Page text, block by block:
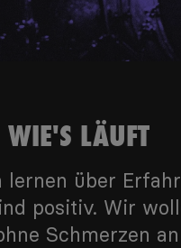
WIE'S LÄUFT
lernen über
positiv. Wir
Schmerzen